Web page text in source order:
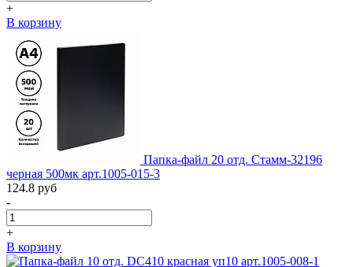
+
В корзину
Папка-файл 20 отд. Стамм-32196
черная 500мк арт.1005-015-3
124.8 руб
-
+
В корзину